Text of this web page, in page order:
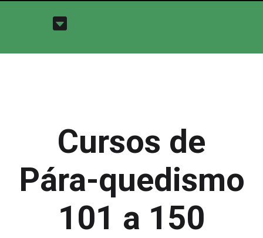
Cursos de
Pára-quedismo
101 a 150